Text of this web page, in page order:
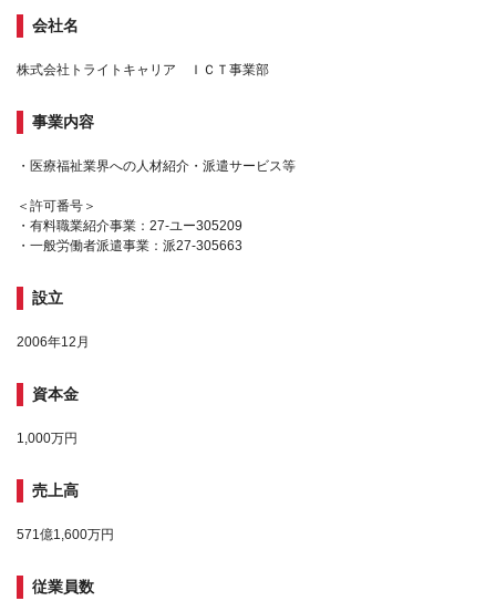
会社名
株式会社トライトキャリア ＩＣＴ事業部
事業内容
・医療福祉業界への人材紹介・派遣サービス等
＜許可番号＞
・有料職業紹介事業：27-ユー305209
・一般労働者派遣事業：派27-305663
設立
2006年12月
資本金
1,000万円
売上高
571億1,600万円
従業員数